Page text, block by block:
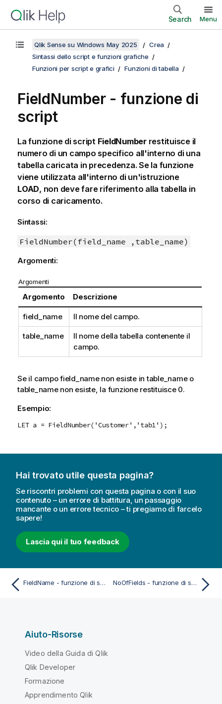
Search Menu
Qlik Sense su Windows May 2025
Crea
Sintassi dello script e funzioni grafiche
Funzioni per script e grafici
Funzioni di tabella
FieldNumber - funzione di
script
La funzione di script FieldNumberrestituisce il
numero di un campo specifico all'interno di una
tabella caricata in precedenza. Se la funzione
viene utilizzata all'interno di un'istruzione
LOAD, non deve fare riferimento alla tabella in
corso di caricamento.
Sintassi:
FieldNumber(field_name ,table_name)
Argomenti:
Argomenti
Argomento Descrizione
field_name Il nome del campo.
table_name
Il nome della tabella contenente il
campo.
Se il campofield_namenon esiste intable_nameo
table_namenon esiste, la funzione restituisce 0.
Esempio:
LET a = FieldNumber('Customer','tab1');
Hai trovato utile questa pagina?
Se riscontri problemi con questa pagina o con il suo
contenuto – un errore di battitura, un passaggio
mancante o un errore tecnico – ti pregiamo di farcelo
sapere!
Lascia qui il tuo feedback
FieldName - funzione di script NoOfFields - funzione di script
Aiuto-Risorse
Video della Guida di Qlik
Qlik Developer
Formazione
Apprendimento Qlik